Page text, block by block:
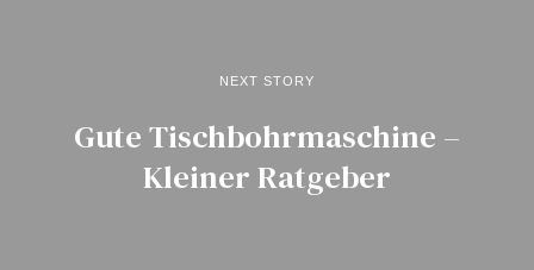
NEXT STORY
Gute Tischbohrmaschine –
Kleiner Ratgeber